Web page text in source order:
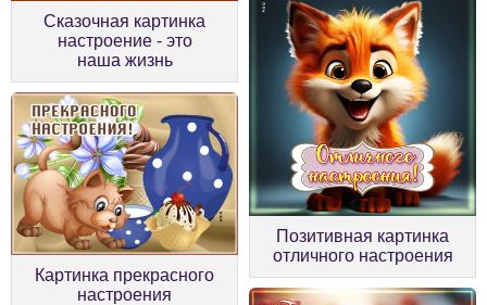
Сказочная картинка
настроение - это
наша жизнь
Картинка прекрасного
настроения
Позитивная картинка
отличного настроения